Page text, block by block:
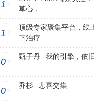
1
草心，...
1
顶级专家聚集平台，线
下治疗...
0
甄子丹 | 我的引擎，依
0
乔杉 | 悲喜交集